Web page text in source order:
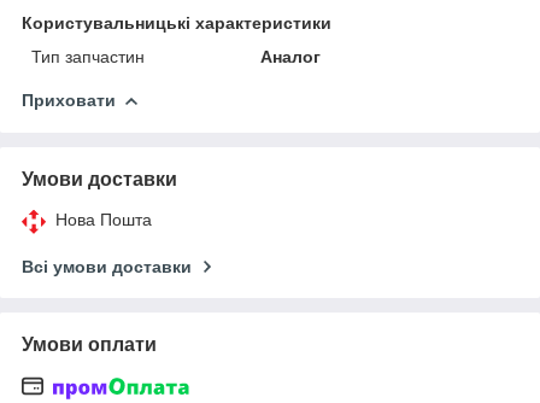
Користувальницькі характеристики
Тип запчастин
Аналог
Приховати
Умови доставки
Нова Пошта
Всі умови доставки
Умови оплати